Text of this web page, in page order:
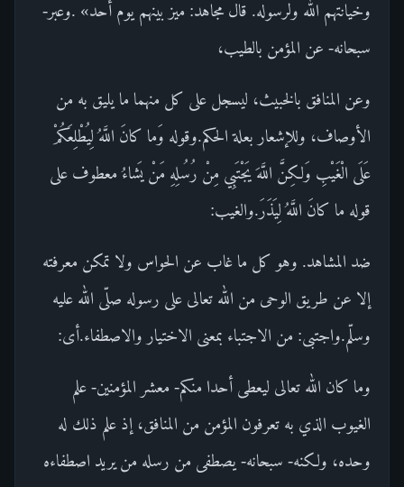
وخيانتهم الله ولرسوله. قال مجاهد: ميز بينهم يوم أحد» .وعبر-
سبحانه- عن المؤمن بالطيب،
وعن المنافق بالخبيث، ليسجل على كل منهما ما يليق به من
الأوصاف، وللإشعار بعلة الحكم.وقوله وَما كانَ اللَّهُ لِيُطْلِعَكُمْ
عَلَى الْغَيْبِ وَلكِنَّ اللَّهَ يَجْتَبِي مِنْ رُسُلِهِ مَنْ يَشاءُ معطوف على
قوله ما كانَ اللَّهُ لِيَذَرَ.والغيب:
ضد المشاهد. وهو كل ما غاب عن الحواس ولا تمكن معرفته
إلا عن طريق الوحى من الله تعالى على رسوله صلّى الله عليه
وسلّم.واجتبى: من الاجتباء بمعنى الاختيار والاصطفاء.أى:
وما كان الله تعالى ليعطى أحدا منكم- معشر المؤمنين- علم
الغيوب الذي به تعرفون المؤمن من المنافق، إذ علم ذلك له
وحده، ولكنه- سبحانه- يصطفى من رسله من يريد اصطفاءه